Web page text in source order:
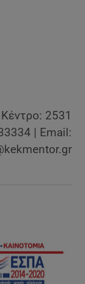
2531
| Email: